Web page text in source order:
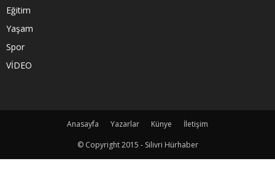
Eğitim
Yaşam
Spor
VİDEO
Anasayfa Yazarlar Künye
İletişim
© Copyright 2015 - Silivri Hürhaber